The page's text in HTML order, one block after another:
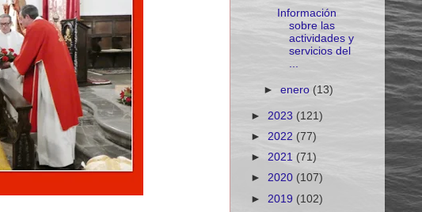
Información
sobre las
actividades y
servicios del
...
►enero(13)
► 2023 (121)
► 2022 (77)
► 2021 (71)
► 2020 (107)
► 2019 (102)